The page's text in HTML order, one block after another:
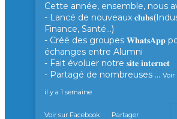
Cette année, ensemble, nous
- Lancé de nouveaux
Finance, Santé...)
- Créé des groupes 𝐖𝐡𝐚𝐭𝐬𝐀𝐩𝐩
échanges entre Alumni
- Fait évoluer notre 𝐬𝐢𝐭𝐞 𝐢𝐧𝐭𝐞𝐫𝐧𝐞𝐭
- Partagé de nombreuses ... Voir
il y a 1 semaine
Voir sur Facebook · Partager